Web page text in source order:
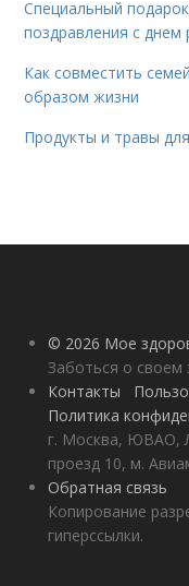
Специальный
поздравления с днем
Как совместить
образом жизни
Продукты и травы
© 2026 Мое
Заботься о своем
Контакты
Политика
г. Москва, ЮВАО,
проезд 10, м.
Обратная связь
Копирование
гиперссылки.